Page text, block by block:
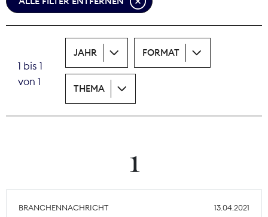
Print
Wächterpreis
1 bis 1
von 1
JAHR FORMAT
THEMA
1
BRANCHENNACHRICHT 13.04.2021